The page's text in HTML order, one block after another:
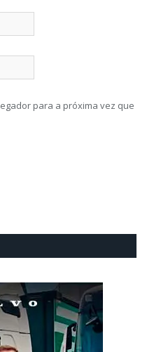
para a próxima vez que